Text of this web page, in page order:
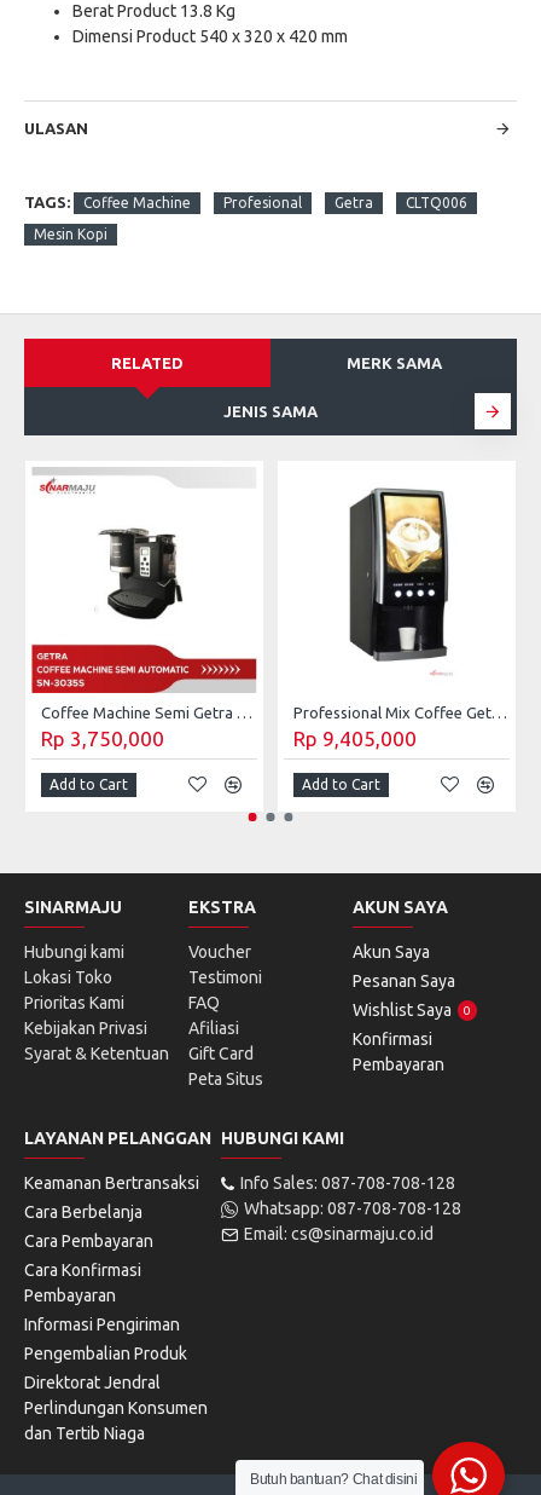
Berat Product 13.8 Kg
Dimensi Product 540 x 320 x 420 mm
ULASAN
TAGS: Coffee Machine Profesional Getra
CLTQ006
Mesin Kopi
RELATED MERK SAMA
JENIS SAMA
Coffee Machine Semi Getra Automatic SN-3035S
Rp 3,750,000
Add to Cart
Professional Mix Coffee Getra Dispenser SC-7903E
Rp 9,405,000
Add to Cart
SINARMAJU
Hubungi kami
Lokasi Toko
Prioritas Kami
Kebijakan Privasi
Syarat & Ketentuan
EKSTRA
Voucher
Testimoni
FAQ
Afiliasi
Gift Card
Peta Situs
AKUN SAYA
Akun Saya
Pesanan Saya
Wishlist Saya
0
Konfirmasi
Pembayaran
LAYANAN PELANGGAN
Keamanan Bertransaksi
Cara Berbelanja
Cara Pembayaran
Cara Konfirmasi
Pembayaran
Informasi Pengiriman
Pengembalian Produk
Direktorat Jendral
Perlindungan Konsumen
dan Tertib Niaga
HUBUNGI KAMI
Info Sales: 087-708-708-128
Whatsapp: 087-708-708-128
Email: cs@sinarmaju.co.id
Butuh bantuan? Chat disini